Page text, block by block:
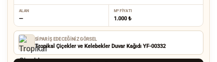
ALAN
—
M² FIYATI
1.000 ₺
SIPARIŞ EDECEĞINIZ GÖRSEL
Tropikal Çiçekler ve Kelebekler Duvar Kağıdı YF-00332